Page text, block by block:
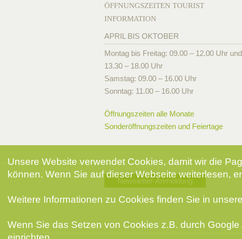
ÖFFNUNGSZEITEN TOURIST
INFORMATION
APRIL BIS OKTOBER
Montag bis Freitag: 09.00 – 12.00 Uhr und
13.30 – 18.00 Uhr
Samstag: 09.00 – 16.00 Uhr
Sonntag: 11.00 – 16.00 Uhr
Öffnungszeiten alle Monate
Sonderöffnungszeiten und Feiertage
Newsletter-Anmeldung
Unsere Website verwendet Cookies, damit wir die
können. Wenn Sie auf dieser Webseite weiterlesen,
Weitere Informationen zu Cookies finden Sie in
Wenn Sie das Setzen von Cookies z.B. durch